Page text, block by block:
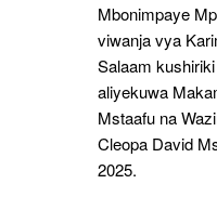
Mbonimpaye
viwanja vya
Salaam
aliyekuwa
Mstaafu na
Cleopa David
2025.